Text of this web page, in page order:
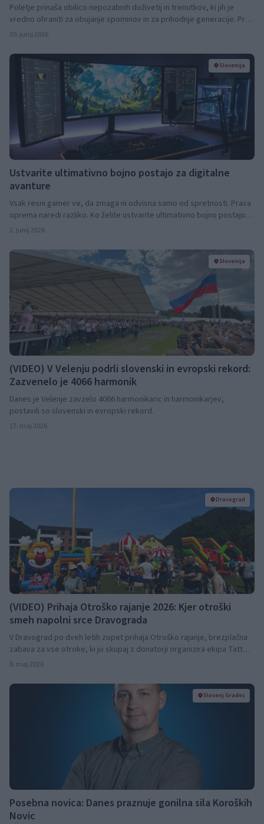
Poletje prinaša obilico nepozabnih doživetij in trenutkov, ki jih je
vredno ohraniti za obujanje spominov in za prihodnje generacije. Prav
med poletjem - med dopusti, izleti, družinskimi srečanji in drugimi
pogosto ostanejo shranjene zgolj na telefonih ali skrite v množici
podatkov na računalnikih.
30. junij 2026
Slovenija
Ustvarite ultimativno bojno postajo za digitalne
avanture
Vsak resni gamer ve, da zmaga ni odvisna samo od spretnosti. Prava
oprema naredi razliko. Ko želite ustvarite ultimativno bojno postajo
za digitalne avanture, morate razmišljati strateško, načrtovati
to, da se vsaka sekunda, vsak klik in vsak odziv šteje.
2. junij 2026
Slovenija
(VIDEO) V Velenju podrli slovenski in evropski rekord:
Zazvenelo je 4066 harmonik
Danes je Velenje zavzelo 4066 harmonikaric in harmonikarjev,
postavili so slovenski in evropski rekord.
17. maj 2026
Dravograd
(VIDEO) Prihaja Otroško rajanje 2026: Kjer otroški
smeh napolni srce Dravograda
V Dravograd po dveh letih zopet prihaja Otroško rajanje, brezplačna
zabava za vse otroke, ki jo skupaj z donatorji organizira ekipa Tattoo
Art Jurrek.
8. maj 2026
Slovenj Gradec
Posebna novica: Danes praznuje gonilna sila Koroških
Novic